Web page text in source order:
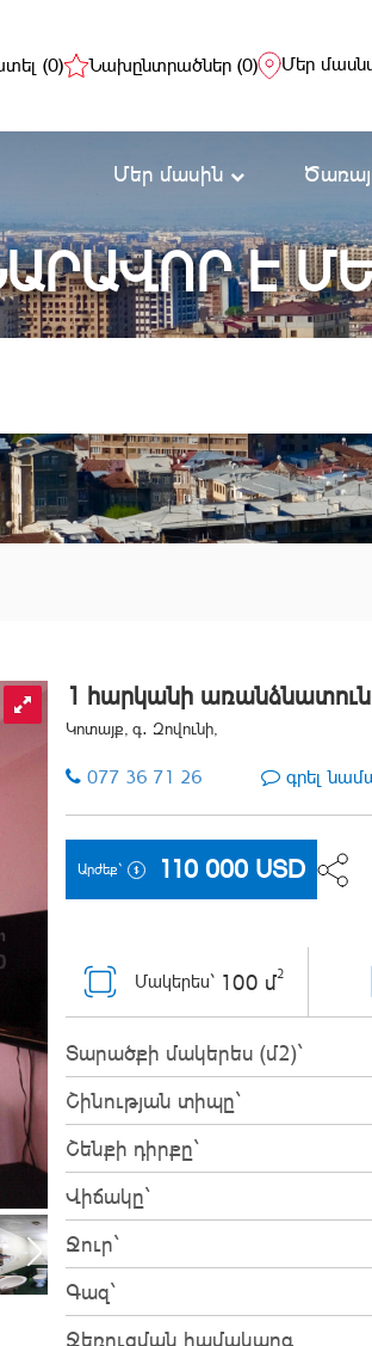
(0) Նախընտրածներ (0) Մեր
Մեր մասին
Է
1 հարկանի առանձնատուն
Կոտայք, գ․ Զովունի,
077 36 71 26 գրել
Արժեք` 110 000 USD
Մակերես` 100 մ2
Տարածքի մակերես (մ2)`
Շինության տիպը`
Շենքի դիրքը`
Վիճակը`
Ջուր`
Գազ`
Ջեռուցման համակարգ